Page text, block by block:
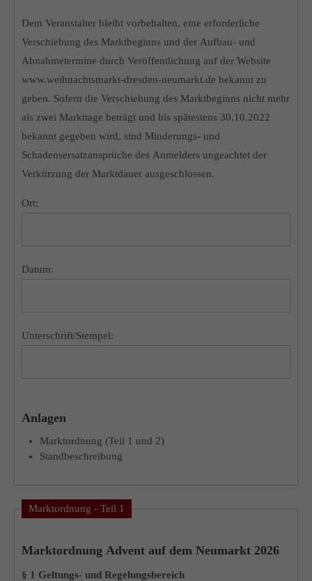
Dem Veranstalter bleibt vorbehalten, eine erforderliche
Verschiebung des Marktbeginns und der Aufbau- und
Abnahmetermine durch Veröffentlichung auf der Website
www.weihnachtsmarkt-dresden-neumarkt.de bekannt zu
geben. Sofern die Verschiebung des Marktbeginns nicht mehr
als zwei Markttage beträgt und bis spätestens 30.10.2022
bekannt gegeben wird, sind Minderungs- und
Schadensersatzansprüche des Anmelders ungeachtet der
Verkürzung der Marktdauer ausgeschlossen.
Ort:
Datum:
Unterschrift/Stempel:
Anlagen
Marktordnung (Teil 1 und 2)
Standbeschreibung
Marktordnung - Teil 1
Marktordnung Advent auf dem Neumarkt 2026
§ 1 Geltungs- und Regelungsbereich